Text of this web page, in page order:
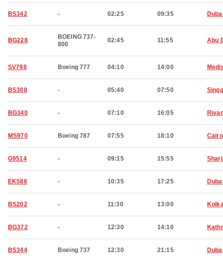
BS342 - 02:25 09:35
BG228
BOEING 737-
800
02:45 11:55 Abu
SV798 Boeing 777 04:10 14:00
BS308 - 05:40 07:50
BG340 - 07:10 16:05
MS970 Boeing 787 07:55 18:10 Cairo
G9514 - 09:15 15:55
EK586 - 10:35 17:25
BS202 - 11:30 13:00
BG372 - 12:30 14:10
BS344 Boeing 737 12:30 21:15